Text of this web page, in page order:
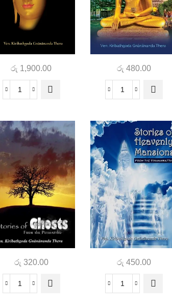
රු 1,900.00 රු 480.00
රු 320.00 රු 450.00